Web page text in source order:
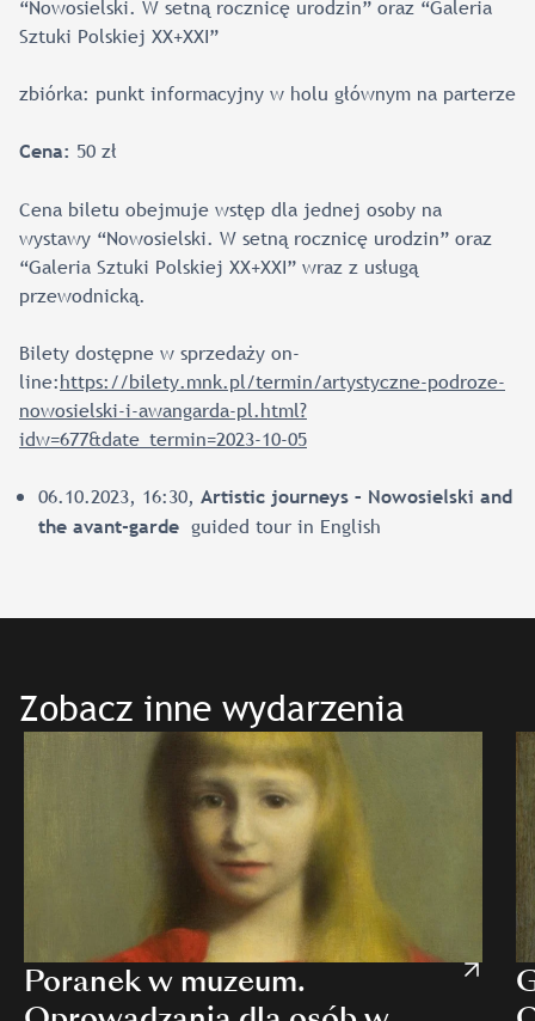
“Nowosielski. W setną rocznicę urodzin” oraz “Galeria
Sztuki Polskiej XX+XXI”
zbiórka: punkt informacyjny w holu głównym na parterze
Cena: 50 zł
Cena biletu obejmuje wstęp dla jednej osoby na
wystawy “Nowosielski. W setną rocznicę urodzin” oraz
“Galeria Sztuki Polskiej XX+XXI” wraz z usługą
przewodnicką.
Bilety dostępne w sprzedaży on-
line:https://bilety.mnk.pl/termin/artystyczne-podroze-
nowosielski-i-awangarda-pl.html?
idw=677&date_termin=2023-10-05
06.10.2023, 16:30, Artistic journeys – Nowosielski and
the avant-garde guided tour in English
Zobacz inne wydarzenia
Poranek w muzeum.